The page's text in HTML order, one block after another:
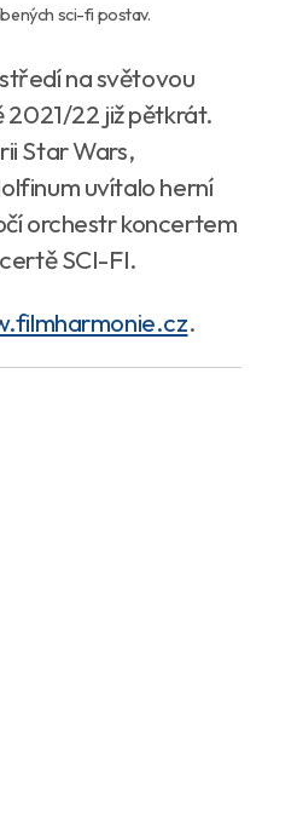
sci-fi postav.
na světovou
2021/22 již pětkrát.
Star Wars,
uvítalo herní
orchestr koncertem
SCI-FI.
.